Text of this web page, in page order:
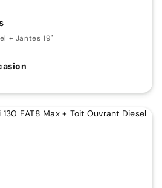
+ Jantes 19"